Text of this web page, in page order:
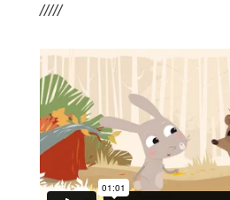
/////